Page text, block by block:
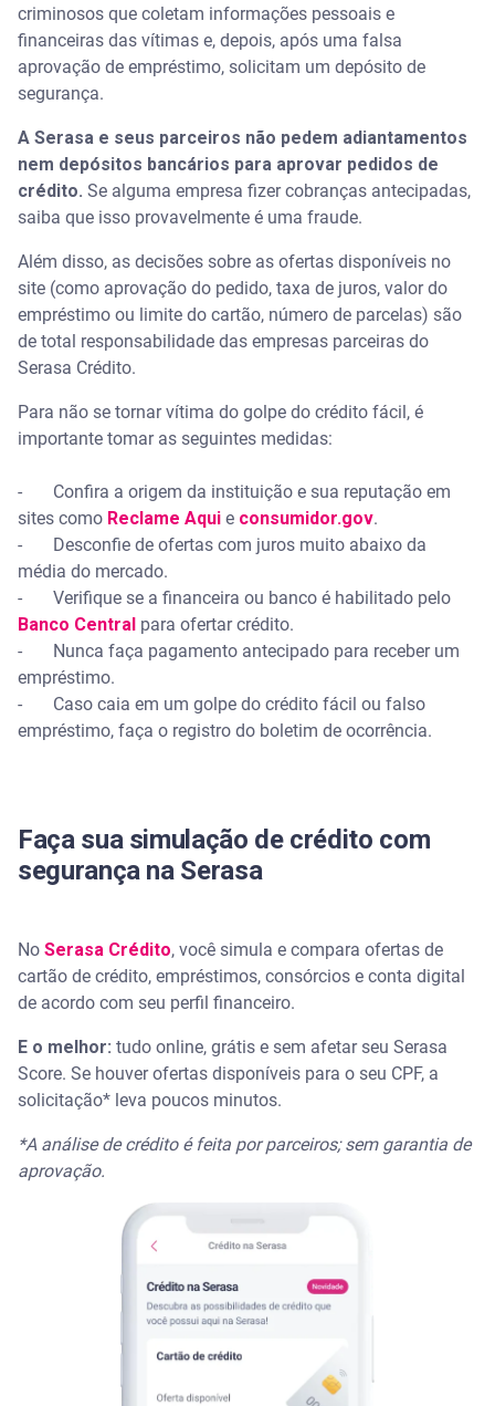
criminosos que coletam informações pessoais e
financeiras das vítimas e, depois, após uma falsa
aprovação de empréstimo, solicitam um depósito de
segurança.
A Serasa e seus parceiros não pedem adiantamentos
nem depósitos bancários para aprovar pedidos de
crédito. Se alguma empresa fizer cobranças antecipadas,
saiba que isso provavelmente é uma fraude.
Além disso, as decisões sobre as ofertas disponíveis no
site (como aprovação do pedido, taxa de juros, valor do
empréstimo ou limite do cartão, número de parcelas) são
de total responsabilidade das empresas parceiras do
Serasa Crédito.
Para não se tornar vítima do golpe do crédito fácil, é
importante tomar as seguintes medidas:
- Confira a origem da instituição e sua reputação em
sites como Reclame Aqui e consumidor.gov.
- Desconfie de ofertas com juros muito abaixo da
média do mercado.
- Verifique se a financeira ou banco é habilitado pelo
Banco Central para ofertar crédito.
- Nunca faça pagamento antecipado para receber um
empréstimo.
- Caso caia em um golpe do crédito fácil ou falso
empréstimo, faça o registro do boletim de ocorrência.
Faça sua simulação de crédito com
segurança na Serasa
No Serasa Crédito, você simula e compara ofertas de
cartão de crédito, empréstimos, consórcios e conta digital
de acordo com seu perfil financeiro.
E o melhor: tudo online, grátis e sem afetar seu Serasa
Score. Se houver ofertas disponíveis para o seu CPF, a
solicitação* leva poucos minutos.
*A análise de crédito é feita por parceiros; sem garantia de
aprovação.